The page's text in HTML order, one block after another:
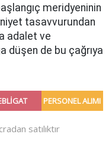
meridyeninin
tasavvurundan
adalet ve
düşen de bu çağrıya